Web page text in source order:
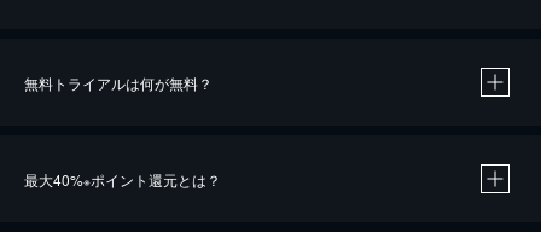
無料トライアルは何が無料？
最大40%※ポイント還元とは？